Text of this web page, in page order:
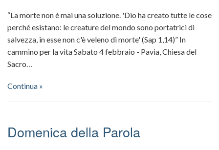
“La morte non è mai una soluzione. 'Dio ha creato tutte le cose
perché esistano: le creature del mondo sono portatrici di
salvezza, in esse non c'è veleno di morte' (Sap 1,14)” In
cammino per la vita Sabato 4 febbraio - Pavia, Chiesa del
Sacro…
Continua »
Domenica della Parola